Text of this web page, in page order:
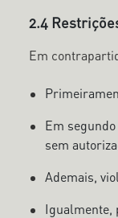
2.4
Em
Em
sem
Ademais,
Igualmente,